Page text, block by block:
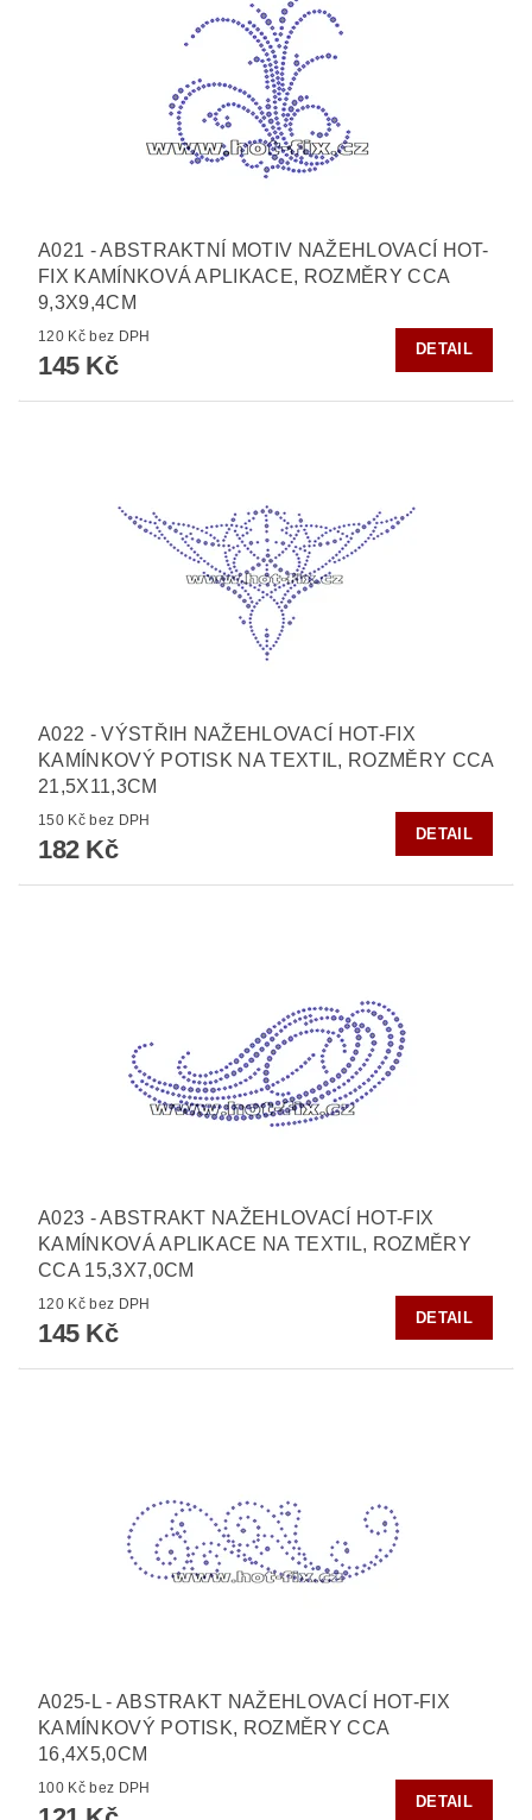
A021 - ABSTRAKTNÍ MOTIV NAŽEHLOVACÍ HOT-
FIX KAMÍNKOVÁ APLIKACE, ROZMĚRY CCA
9,3X9,4CM
120 Kč bez DPH
145 Kč
DETAIL
A022 - VÝSTŘIH NAŽEHLOVACÍ HOT-FIX
KAMÍNKOVÝ POTISK NA TEXTIL, ROZMĚRY CCA
21,5X11,3CM
150 Kč bez DPH
182 Kč
DETAIL
A023 - ABSTRAKT NAŽEHLOVACÍ HOT-FIX
KAMÍNKOVÁ APLIKACE NA TEXTIL, ROZMĚRY
CCA 15,3X7,0CM
120 Kč bez DPH
145 Kč
DETAIL
A025-L - ABSTRAKT NAŽEHLOVACÍ HOT-FIX
KAMÍNKOVÝ POTISK, ROZMĚRY CCA
16,4X5,0CM
100 Kč bez DPH
DETAIL